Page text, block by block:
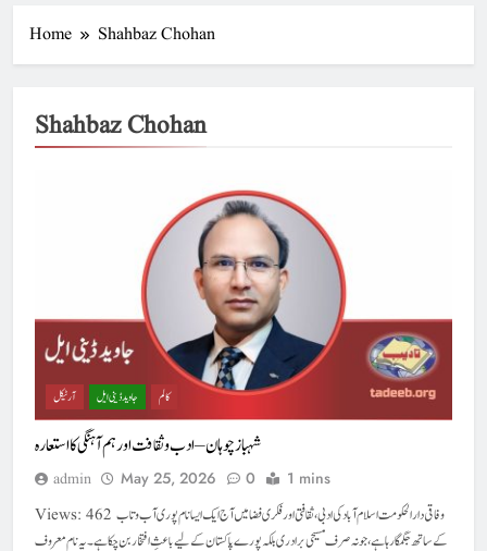
Home Shahbaz Chohan
Shahbaz Chohan
آرٹیکل جاوید ڈینی ایل کالم
شہباز چوہان – ادب و ثقافت اور ہم آہنگی کا استعارہ
admin May 25, 2026 0 1 mins
Views: 462 وفاقی دارالحکومت اسلام آباد کی ادبی، ثقافتی اور فکری فضا میں آج ایک ایسا نام پوری آب و تاب
کے ساتھ جگمگا رہا ہے، جو نہ صرف مسیحی برادری بلکہ پورے پاکستان کے لیے باعثِ افتخار بن چکا ہے۔ یہ نام معروف